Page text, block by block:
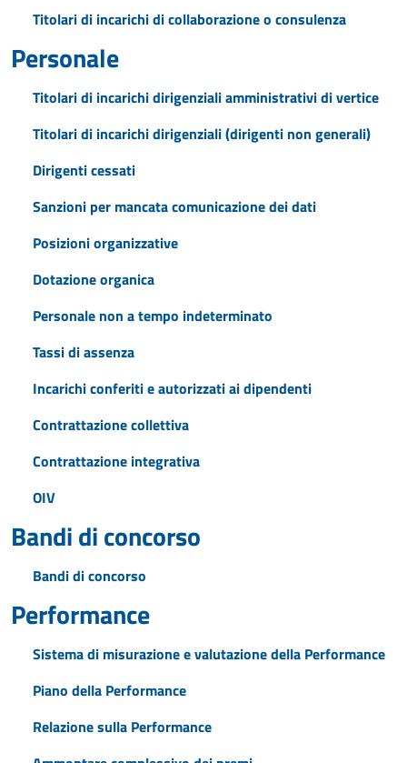
Titolari di incarichi di collaborazione o consulenza
Personale
Titolari di incarichi dirigenziali amministrativi di vertice
Titolari di incarichi dirigenziali (dirigenti non generali)
Dirigenti cessati
Sanzioni per mancata comunicazione dei dati
Posizioni organizzative
Dotazione organica
Personale non a tempo indeterminato
Tassi di assenza
Incarichi conferiti e autorizzati ai dipendenti
Contrattazione collettiva
Contrattazione integrativa
OIV
Bandi di concorso
Bandi di concorso
Performance
Sistema di misurazione e valutazione della Performance
Piano della Performance
Relazione sulla Performance